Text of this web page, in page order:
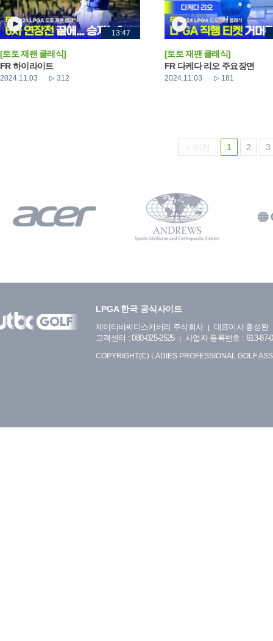
13:47
[토토 재팬 클래식]
FR 하이라이트
2024.11.03 312
[토토 재팬 클래식]
FR 다케다 리오 주요장면
2024.11.03 181
< 이전 1 2 3
LPGA 한국 공식사이트
제이티비씨디스커버리 주식회사
대표이사 홍성완
고객센터 : 080-025-2525
사업자 등록번호 : 613-87-
COPYRIGHT(C) LADIES PROFESSIONAL GOLF